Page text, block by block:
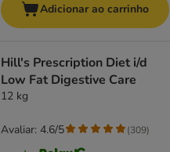
Adicionar ao carrinho
Hill's Prescription Diet i/d
Low Fat Digestive Care
12 kg
Avaliar: 4.6/5 (309)